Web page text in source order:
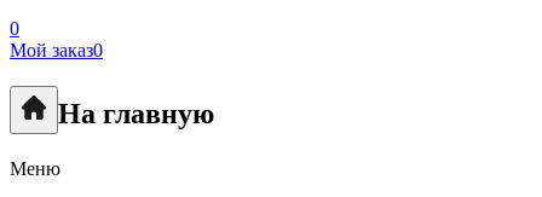
0
Мой заказ0
На главную
Меню